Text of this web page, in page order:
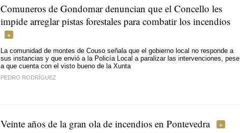
Comuneros de Gondomar denuncian que el Concello les
impide arreglar pistas forestales para combatir los incendios
La comunidad de montes de Couso señala que el gobierno local no responde a
sus instancias y que envió a la Policía Local a paralizar las intervenciones, pese
a que cuenta con el visto bueno de la Xunta
PEDRO RODRÍGUEZ
Veinte años de la gran ola de incendios en Pontevedra